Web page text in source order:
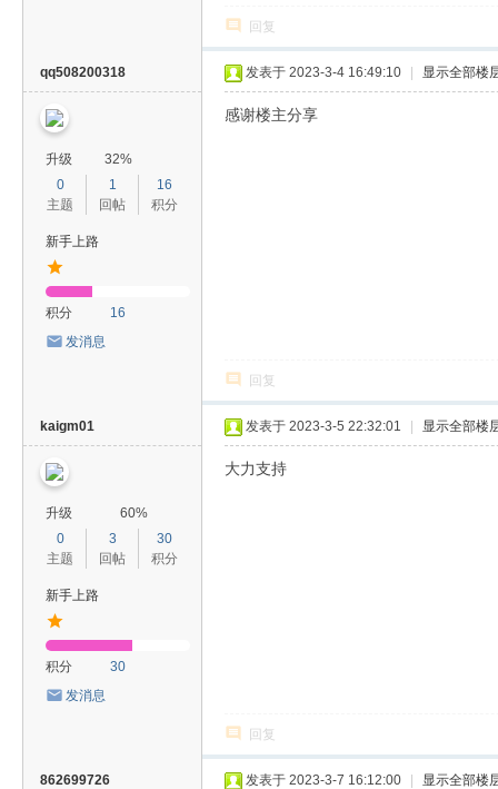
回复
qq508200318
升级
32%
0
主题
1
回帖
16
积分
新手上路
积分
16
发消息
发表于 2023-3-4 16:49:10 显示全部楼
感谢楼主分享
回复
kaigm01
升级
60%
0
主题
3
回帖
30
积分
新手上路
积分
30
发消息
发表于 2023-3-5 22:32:01 显示全部楼
大力支持
回复
862699726 发表于 2023-3-7 16:12:00 显示全部楼